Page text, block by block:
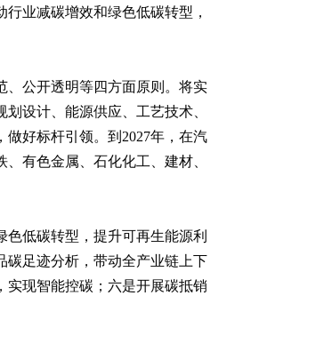
业减碳增效和绿色低碳转型，
、公开透明等四方面原则。将实
设计、能源供应、工艺技术、
好标杆引领。到2027年，在汽
有色金属、石化化工、建材、
低碳转型，提升可再生能源利
碳足迹分析，带动全产业链上下
实现智能控碳；六是开展碳抵销